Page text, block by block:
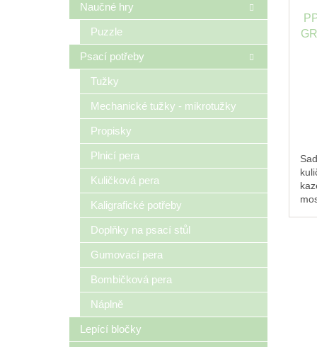
Naučné hry
Puzzle
Psací potřeby
Tužky
Mechanické tužky - mikrotužky
Propisky
Plnicí pera
Kuličková pera
Kaligrafické potřeby
Doplňky na psací stůl
Gumovací pera
Bombičková pera
Náplně
Lepící bločky